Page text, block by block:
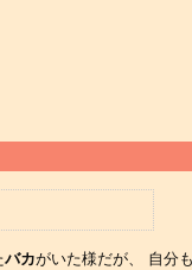
バカがいた様だが、 自分